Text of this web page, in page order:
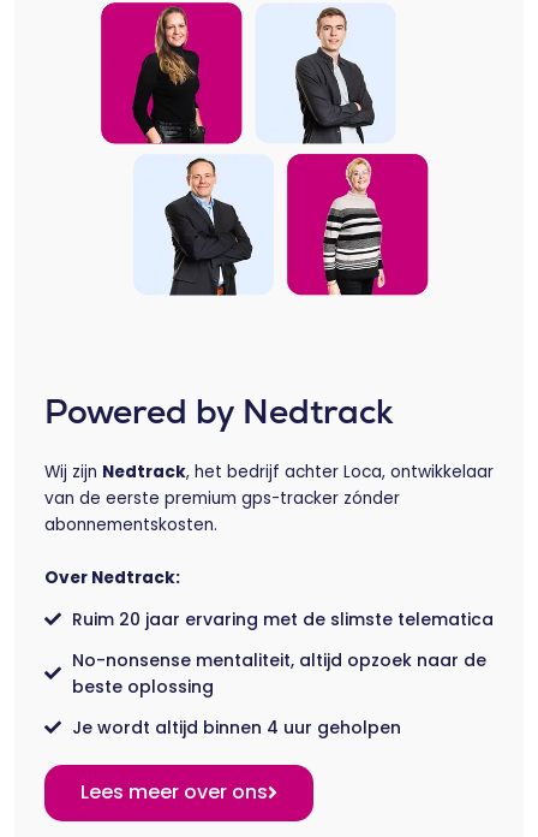
Powered by Nedtrack
Wij zijn Nedtrack, het bedrijf achter Loca, ontwikkelaar
van de eerste premium gps-tracker zónder
abonnementskosten.
Over Nedtrack:
Ruim 20 jaar ervaring met de slimste telematica
No-nonsense mentaliteit, altijd opzoek naar de
beste oplossing
Je wordt altijd binnen 4 uur geholpen
Lees meer over ons